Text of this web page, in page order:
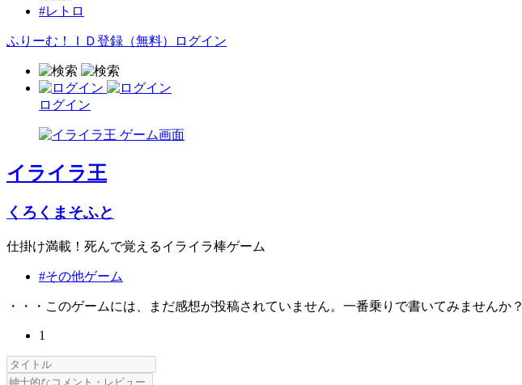
#レトロ
ふりーむ！ＩＤ登録（無料） ログイン
ログイン
イライラ王
くろくまそふと
仕掛け満載！死んで覚えるイライラ棒ゲーム
#その他ゲーム
・・・このゲームには、まだ感想が投稿されていません。一番乗りで書いてみませんか？
1